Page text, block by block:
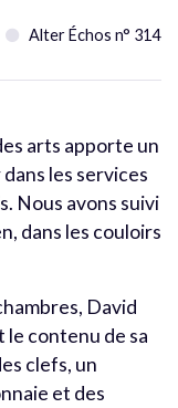
Alter Échos n° 314
arts apporte un
les services
Nous avons suivi
dans les couloirs
David
contenu de sa
clefs, un
et des